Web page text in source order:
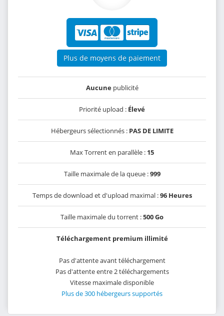
Plus de moyens de paiement
Aucunepublicité
Priorité upload : Élevé
Hébergeurs sélectionnés : PAS DE LIMITE
Max Torrent en parallèle : 15
Taille maximale de la queue :999
Temps de download et d'upload maximal :96 Heures
Taille maximale du torrent :500 Go
Téléchargement premium illimité
Pas d'attente avant téléchargement
Pas d'attente entre 2 téléchargements
Vitesse maximale disponible
Plus de 300 hébergeurs supportés